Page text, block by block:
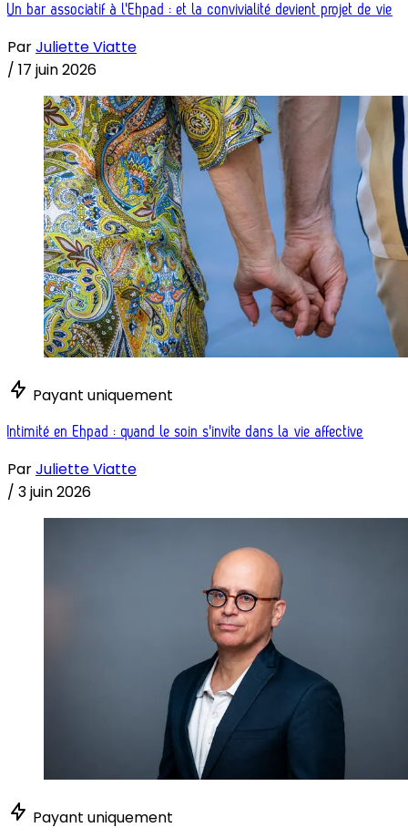
Un bar associatif à l'Ehpad : et la convivialité devient projet de vie
ParJuliette Viatte
/ 17 juin 2026
Payant uniquement
Intimité en Ehpad : quand le soin s'invite dans la vie affective
ParJuliette Viatte
/ 3 juin 2026
Payant uniquement